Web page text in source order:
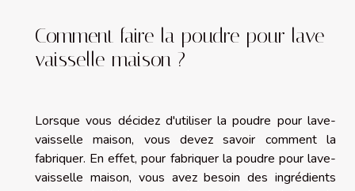
Comment faire la poudre pour lave-
vaisselle maison ?
Lorsque vous décidez d'utiliser la poudre pour lave-
vaisselle maison, vous devez savoir comment la
fabriquer. En effet, pour fabriquer la poudre pour lave-
vaisselle maison, vous avez besoin des ingrédients